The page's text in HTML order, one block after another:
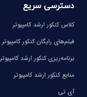
دسترسی سریع
کلاس کنکور ارشد کامپیوتر
فیلم‌های رایگان کنکور کامپیوتر
برنامه‌ریزی کنکور ارشد کامپیوتر
منابع کنکور ارشد کامپیوتر
آی تی